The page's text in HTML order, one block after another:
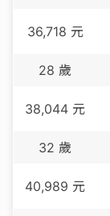
36,718 元
28 歲
38,044 元
32 歲
40,989 元